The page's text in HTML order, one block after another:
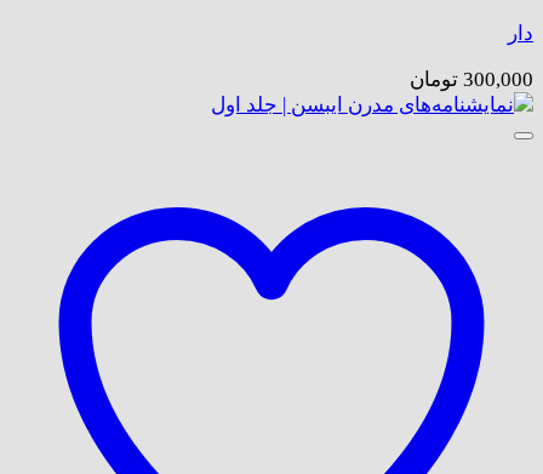
دار
300,000 تومان